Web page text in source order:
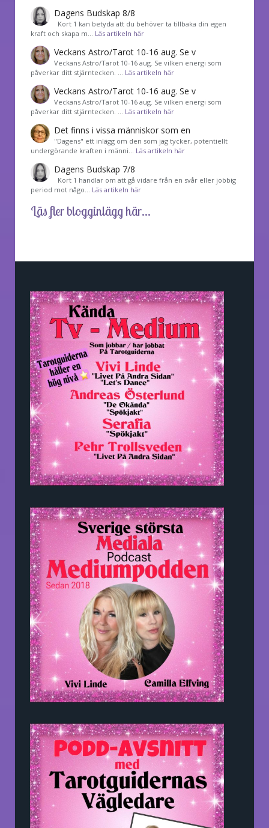
Dagens Budskap 8/8
Kort 1 kan betyda att du behöver ta tillbaka din egen
kraft och skapa m… Läs artikeln här
Veckans Astro/Tarot 10-16 aug. Se v
Veckans Astro/Tarot 10-16 aug. Se vilken energi som
påverkar ditt stjärntecken. … Läs artikeln här
Veckans Astro/Tarot 10-16 aug. Se v
Veckans Astro/Tarot 10-16 aug. Se vilken energi som
påverkar ditt stjärntecken. … Läs artikeln här
Det finns i vissa människor som en
"Dagens" ett inlägg om den som jag tycker, potentiellt
undergörande kraften i männi… Läs artikeln här
Dagens Budskap 7/8
Kort 1 handlar om att gå vidare från en svår eller jobbig
period mot någo… Läs artikeln här
Läs fler blogginlägg här...